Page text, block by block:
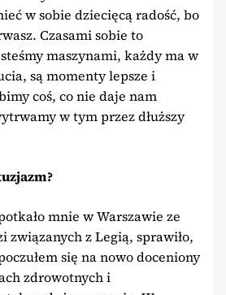
w sobie dziecięcą radość, bo
Czasami sobie to
maszynami, każdy ma w
są momenty lepsze i
coś, co nie daje nam
w tym przez dłuższy
mnie w Warszawie ze
z Legią, sprawiło,
się na nowo doceniony
zdrowotnych i